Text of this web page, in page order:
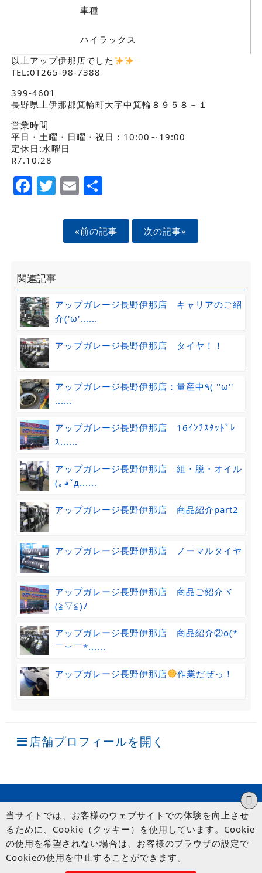
車種
ハイラックス
以上アップ伊那店でした
TEL:0T265-98-7388
399-4601
長野県上伊那郡箕輪町大字中箕輪８９５８－１
営業時間
平日・土曜・日曜・祝日：10:00～19:00
定休日:水曜日
R7.10.28
Facebook
Twitter
EmailShare
«前の記事 次の記事»
関連記事
アップガレージ長野伊那店 キャリアのご紹
介('ω'......
アップガレージ長野伊那店 タイヤ！！
アップガレージ長野伊那店：量産中٩( ''ω''
......
アップガレージ長野伊那店 16ｲﾝﾁｽﾀｯﾄﾞﾚ
ｽ......
アップガレージ長野伊那店 組・脱・オイル
(｡◕ˇд......
アップガレージ長野伊那店 商品紹介part2
アップガレージ長野伊那店 ノーマルタイヤ
アップガレージ長野伊那店 商品ご紹介ヾ
(≧▽≦)ﾉ
アップガレージ長野伊那店 商品紹介②o(*
￣︶￣*......
アップガレージ長野伊那店 作業だぜっ！
店舗プロフィールを開く
当サイトでは、お客様のウェブサイトでの体験を向上させ
るために、Cookie（クッキー）を使用しています。Cookie
の使用を希望されない場合は、お客様のブラウザの設定で
Cookieの使用を中止することができます。